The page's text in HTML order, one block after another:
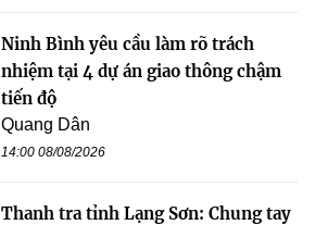
Ninh Bình yêu cầu làm rõ trách
nhiệm tại 4 dự án giao thông chậm
tiến độ
Quang Dân
14:00 08/08/2026
Thanh tra tỉnh Lạng Sơn: Chung tay